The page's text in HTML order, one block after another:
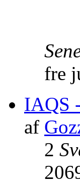
fre
IAQS
af
2